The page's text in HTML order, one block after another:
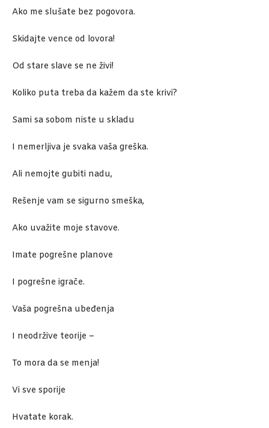
Ako me slušate bez pogovora.
Skidajte vence od lovora!
Od stare slave se ne živi!
Koliko puta treba da kažem da ste krivi?
Sami sa sobom niste u skladu
I nemerljiva je svaka vaša greška.
Ali nemojte gubiti nadu,
Rešenje vam se sigurno smeška,
Ako uvažite moje stavove.
Imate pogrešne planove
I pogrešne igrače.
Vaša pogrešna ubeđenja
I neodržive teorije –
To mora da se menja!
Vi sve sporije
Hvatate korak.